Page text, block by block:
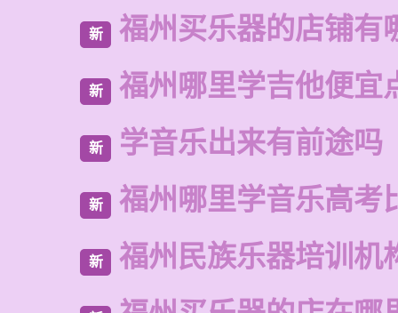
新 福州买乐器的店铺有
新 福州哪里学吉他便宜
新 学音乐出来有前途吗
新 福州哪里学音乐高考
新 福州民族乐器培训机